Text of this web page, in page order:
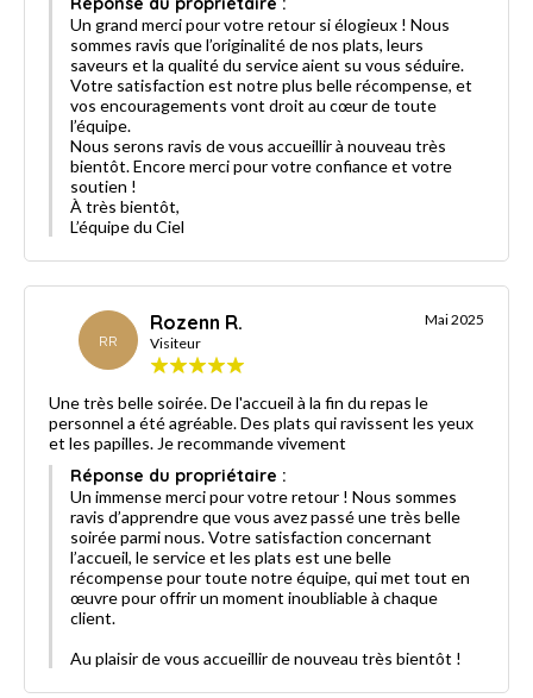
Un grand merci pour votre retour si élogieux ! Nous
sommes ravis que l’originalité de nos plats, leurs
saveurs et la qualité du service aient su vous séduire.
Votre satisfaction est notre plus belle récompense, et
vos encouragements vont droit au cœur de toute
l’équipe.
Nous serons ravis de vous accueillir à nouveau très
bientôt. Encore merci pour votre confiance et votre
soutien !
À très bientôt,
L’équipe du Ciel
RR
Rozenn R.
Visiteur
Mai 2025
Une très belle soirée. De l'accueil à la fin du repas le
personnel a été agréable. Des plats qui ravissent les yeux
et les papilles. Je recommande vivement
Réponse du propriétaire :
Un immense merci pour votre retour ! Nous sommes
ravis d’apprendre que vous avez passé une très belle
soirée parmi nous. Votre satisfaction concernant
l’accueil, le service et les plats est une belle
récompense pour toute notre équipe, qui met tout en
œuvre pour offrir un moment inoubliable à chaque
client.
Au plaisir de vous accueillir de nouveau très bientôt !